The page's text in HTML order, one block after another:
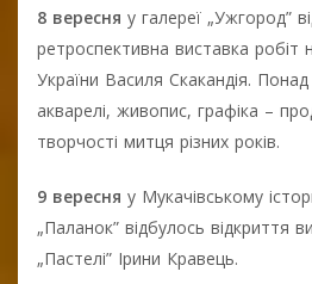
8 вересня у галереї „Ужгород”
ретроспективна виставка робіт
України Василя Скакандія. Понад
акварелі, живопис, графіка –
творчості митця різних років.
9 вересня у Мукачівському
„Паланок” відбулось відкриття
„Пастелі” Ірини Кравець.